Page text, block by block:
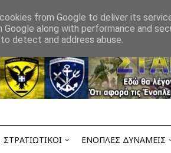
ΣΤΡΑΤΙΩΤΙΚΟΙ ΕΝΟΠΛΕΣ ΔΥΝΑΜΕΙΣ
from Google to deliver its
Google along with performance and
detect and address abuse.